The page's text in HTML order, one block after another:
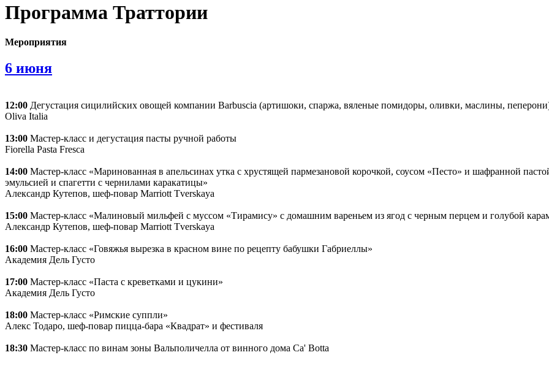
Программа Траттории
Мероприятия
6 июня
12:00 Дегустация сицилийских овощей компании Barbuscia (артишоки, спаржа, вяленые помидоры, оливки, маслины,
Oliva Italia
13:00 Мастер-класс и дегустация пасты ручной работы
Fiorella Pasta Fresca
14:00 Мастер-класс «Маринованная в апельсинах утка с хрустящей пармезановой корочкой, соусом «Песто» и шафранной
эмульсией и спагетти с чернилами каракатицы»
Александр Кутепов, шеф-повар Marriott Tverskaya
15:00 Мастер-класс «Малиновый мильфей с муссом «Тирамису» с домашним вареньем из ягод с черным перцем и голубой
Александр Кутепов, шеф-повар Marriott Tverskaya
16:00 Мастер-класс «Говяжья вырезка в красном вине по рецепту бабушки Габриеллы»
Академия Дель Густо
17:00 Мастер-класс «Паста с креветками и цукини»
Академия Дель Густо
18:00 Мастер-класс «Римские суппли»
Алекс Тодаро, шеф-повар пицца-бара «Квадрат» и фестиваля
18:30 Мастер-класс по винам зоны Вальполичелла от винного дома Ca' Botta